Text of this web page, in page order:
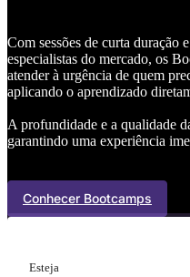
Com sessões de curta duração
especialistas do mercado, os
atender à urgência de quem
aplicando o aprendizado
A profundidade e a qualidade
garantindo uma experiência
Conhecer Bootcamps
Esteja